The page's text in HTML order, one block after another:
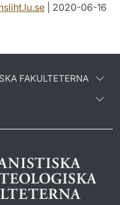
.se | 2020-06-16
FAKULTETERNA